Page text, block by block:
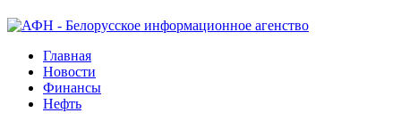
Главная
Новости
Финансы
Нефть